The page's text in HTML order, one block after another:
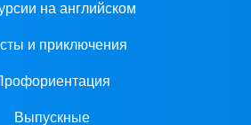
на английском
и приключения
Выпускные